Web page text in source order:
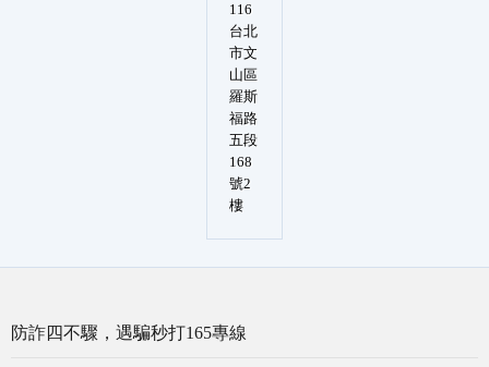
116
台北
市文
山區
羅斯
福路
五段
168
號2
樓
防詐四不驟，遇騙秒打165專線